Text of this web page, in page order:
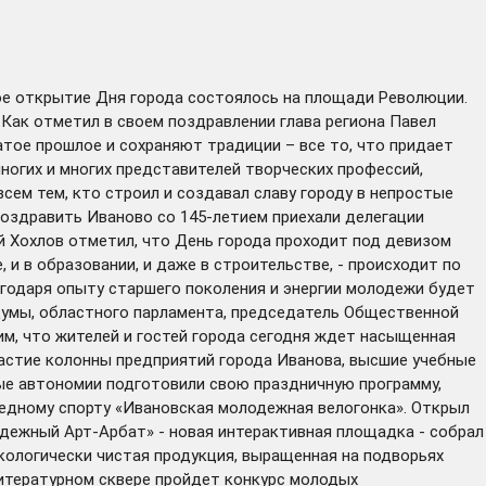
открытие Дня города состоялось на площади Революции.
отметил в своем поздравлении глава региона Павел
прошлое и сохраняют традиции – все то, что придает
и многих представителей творческих профессий,
тем, кто строил и создавал славу городу в непростые
Иваново со 145-летием приехали делегации
отметил, что День города проходит под девизом
в образовании, и даже в строительстве, - происходит по
опыту старшего поколения и энергии молодежи будет
областного парламента, председатель Общественной
что жителей и гостей города сегодня ждет насыщенная
колонны предприятий города Иванова, высшие учебные
автономии подготовили свою праздничную программу,
спорту «Ивановская молодежная велогонка». Открыл
Арт-Арбат» - новая интерактивная площадка - собрал
чистая продукция, выращенная на подворьях
сквере пройдет конкурс молодых